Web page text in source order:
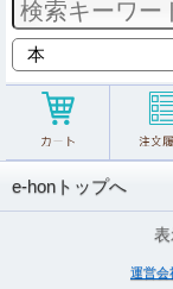
e-honトップへ
表
運営会